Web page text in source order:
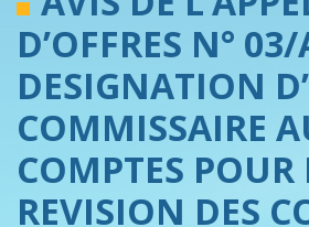
D’OFFRES N°
DESIGNATION
COMMISSAIRE
COMPTES POUR
REVISION DES